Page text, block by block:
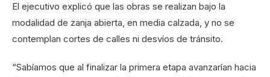
El ejecutivo explicó que las obras se realizan bajo la
modalidad de zanja abierta, en media calzada, y no se
contemplan cortes de calles ni desvíos de tránsito.
“Sabíamos que al finalizar la primera etapa avanzarían hacia